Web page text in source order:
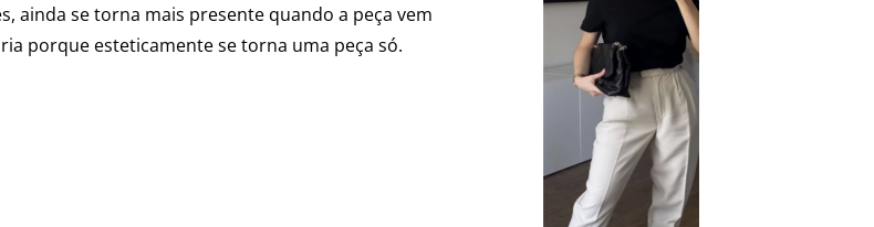
ainda se torna mais presente quando a peça vem
porque esteticamente se torna uma peça só.